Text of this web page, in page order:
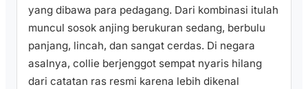
yang dibawa para pedagang. Dari kombinasi itulah
muncul sosok anjing berukuran sedang, berbulu
panjang, lincah, dan sangat cerdas. Di negara
asalnya, collie berjenggot sempat nyaris hilang
dari catatan ras resmi karena lebih dikenal